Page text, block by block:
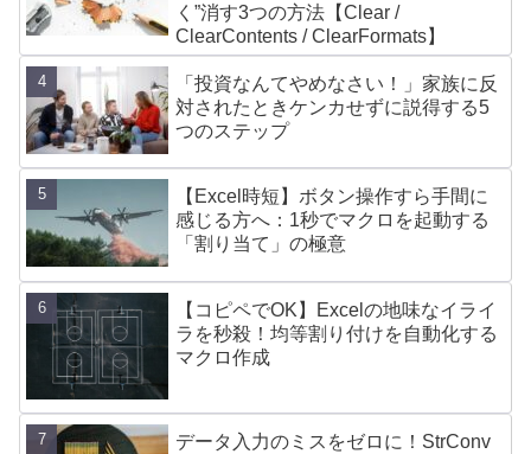
く”消す3つの方法【Clear /
ClearContents / ClearFormats】
「投資なんてやめなさい！」家族に反
対されたときケンカせずに説得する5
つのステップ
【Excel時短】ボタン操作すら手間に
感じる方へ：1秒でマクロを起動する
「割り当て」の極意
【コピペでOK】Excelの地味なイライ
ラを秒殺！均等割り付けを自動化する
マクロ作成
データ入力のミスをゼロに！StrConv